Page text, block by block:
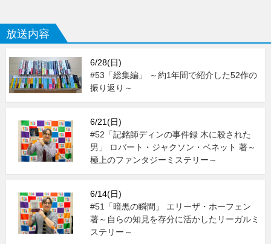
放送内容
6/28(日)
#53「総集編」 ～約1年間で紹介した52作の
振り返り～
6/21(日)
#52「記銘師ディンの事件録 木に殺された
男」 ロバート・ジャクソン・ベネット 著～
極上のファンタジーミステリー～
6/14(日)
#51「暗黒の瞬間」 エリーザ・ホーフェン
著～自らの知見を存分に活かしたリーガルミ
ステリー～